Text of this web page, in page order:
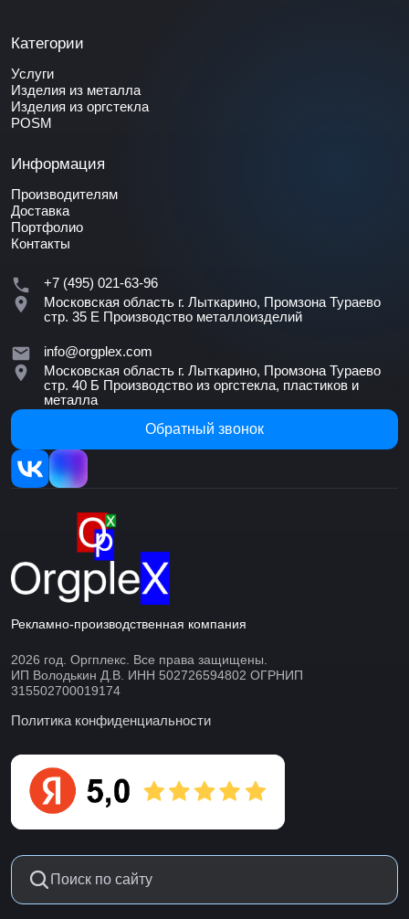
Категории
Услуги
Изделия из металла
Изделия из оргстекла
POSM
Информация
Производителям
Доставка
Портфолио
Контакты
+7 (495) 021-63-96
Московская область г. Лыткарино, Промзона Тураево
стр. 35 Е Производство металлоизделий
info@orgplex.com
Московская область г. Лыткарино, Промзона Тураево
стр. 40 Б Производство из оргстекла, пластиков и
металла
Обратный звонок
Рекламно-производственная компания
2026 год. Оргплекс. Все права защищены.
ИП Володькин Д.В. ИНН 502726594802 ОГРНИП
315502700019174
Политика конфиденциальности